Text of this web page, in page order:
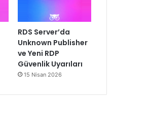
RDS Server’da
Unknown Publisher
ve Yeni RDP
Güvenlik Uyarıları
15 Nisan 2026